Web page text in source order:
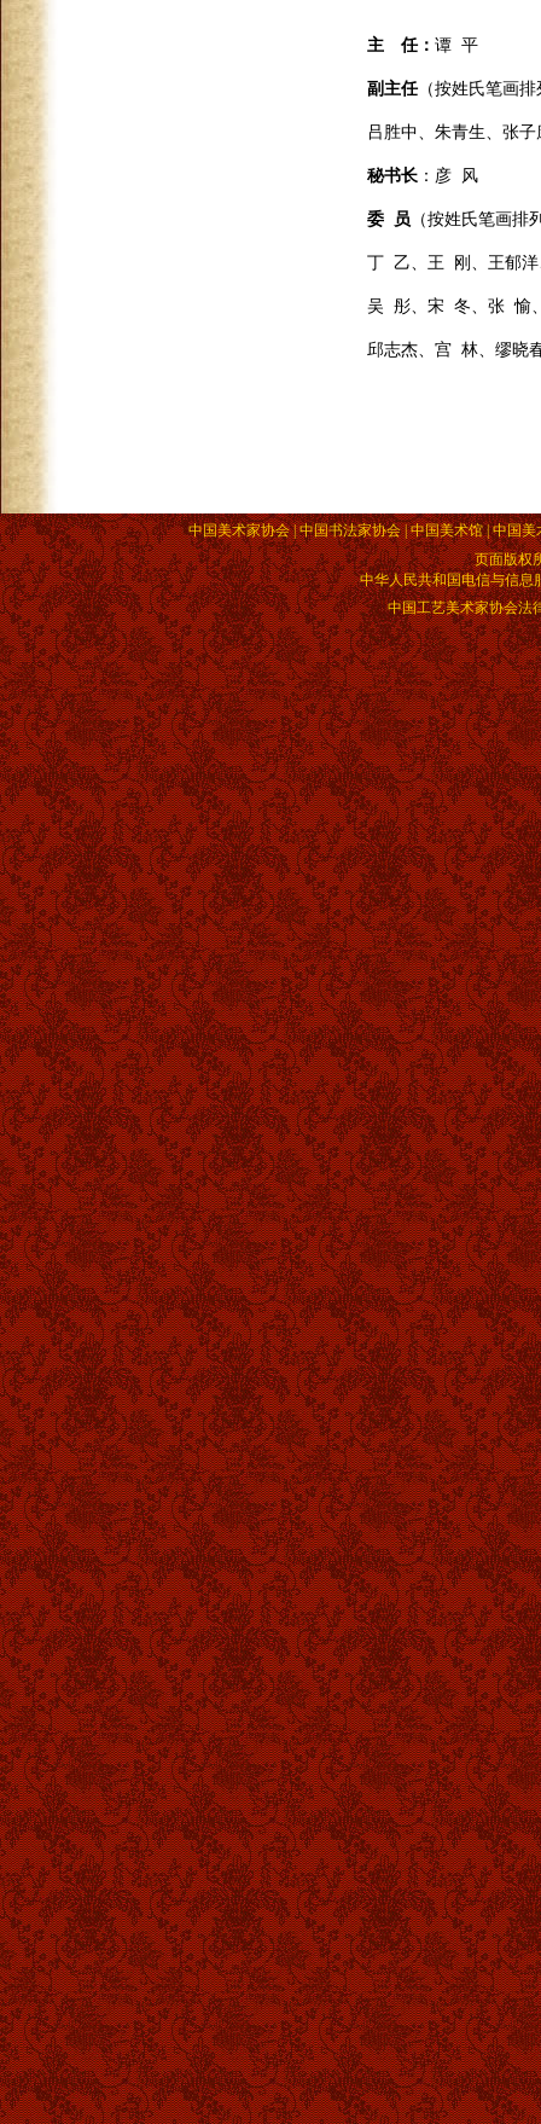
主 任： 谭 平
副主任（按姓氏笔画排
吕胜中、朱青生、张
秘书长 ：彦 风
委 员 （按姓氏笔画排
丁 乙、王 刚、王郁
吴 彤、宋 冬、张 愉
邱志杰、宫 林、缪晓
中国美术家协会 | 中国书法家协会 | 中国美术馆 | 中国
页面版权
中华人民共和国电信与信息
中国工艺美术家协会法